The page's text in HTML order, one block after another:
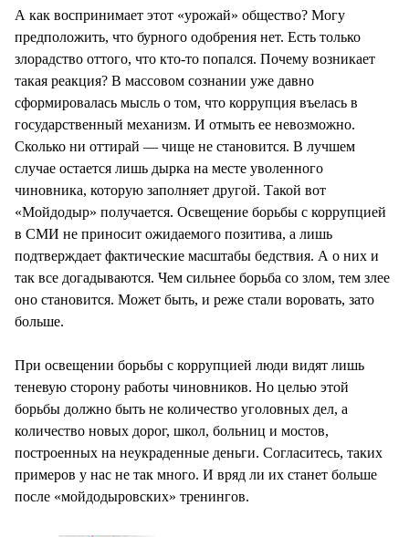
А как воспринимает этот «урожай» общество? Могу
предположить, что бурного одобрения нет. Есть только
злорадство оттого, что кто-то попался. Почему возникает
такая реакция? В массовом сознании уже давно
сформировалась мысль о том, что коррупция въелась в
государственный механизм. И отмыть ее невозможно.
Сколько ни оттирай — чище не становится. В лучшем
случае остается лишь дырка на месте уволенного
чиновника, которую заполняет другой. Такой вот
«Мойдодыр» получается. Освещение борьбы с коррупцией
в СМИ не приносит ожидаемого позитива, а лишь
подтверждает фактические масштабы бедствия. А о них и
так все догадываются. Чем сильнее борьба со злом, тем злее
оно становится. Может быть, и реже стали воровать, зато
больше.
При освещении борьбы с коррупцией люди видят лишь
теневую сторону работы чиновников. Но целью этой
борьбы должно быть не количество уголовных дел, а
количество новых дорог, школ, больниц и мостов,
построенных на неукраденные деньги. Согласитесь, таких
примеров у нас не так много. И вряд ли их станет больше
после «мойдодыровских» тренингов.